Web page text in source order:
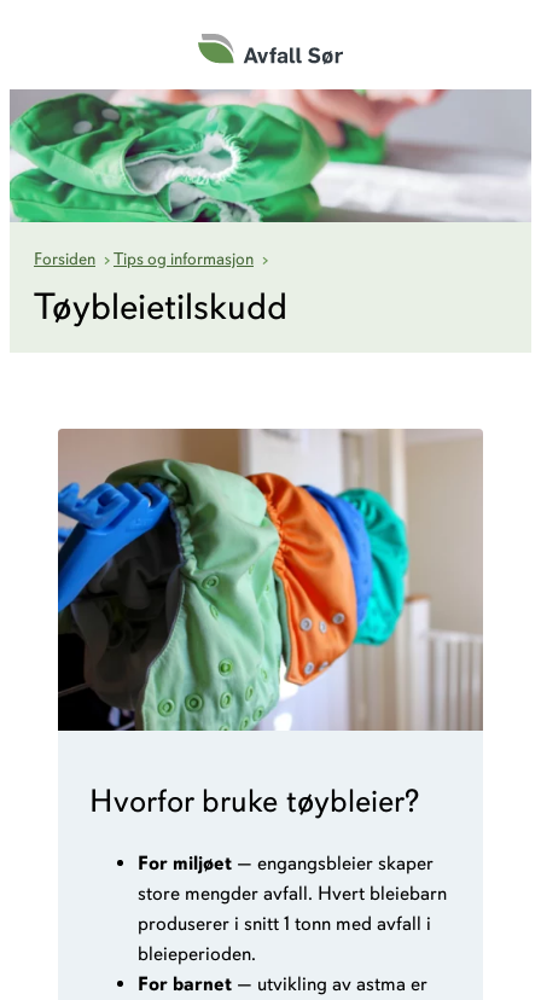
innhold
Forsiden ›Tips og informasjon ›Tøybleietilskudd
Tøybleietilskudd
Hvorfor bruke tøybleier?
For miljøet — engangsbleier skaper
store mengder avfall. Hvert bleiebarn
produserer i snitt 1 tonn med avfall i
bleieperioden.
For barnet — utvikling av astma er